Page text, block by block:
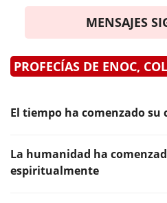
MENSAJES
PROFECÍAS DE ENOC,
El tiempo ha comenzado su
La humanidad ha
espiritualmente